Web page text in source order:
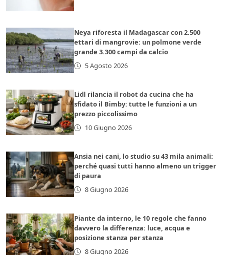
Neya riforesta il Madagascar con 2.500
ettari di mangrovie: un polmone verde
grande 3.300 campi da calcio
5 Agosto 2026
Lidl rilancia il robot da cucina che ha
sfidato il Bimby: tutte le funzioni a un
prezzo piccolissimo
10 Giugno 2026
Ansia nei cani, lo studio su 43 mila animali:
perché quasi tutti hanno almeno un trigger
di paura
8 Giugno 2026
Piante da interno, le 10 regole che fanno
davvero la differenza: luce, acqua e
posizione stanza per stanza
8 Giugno 2026